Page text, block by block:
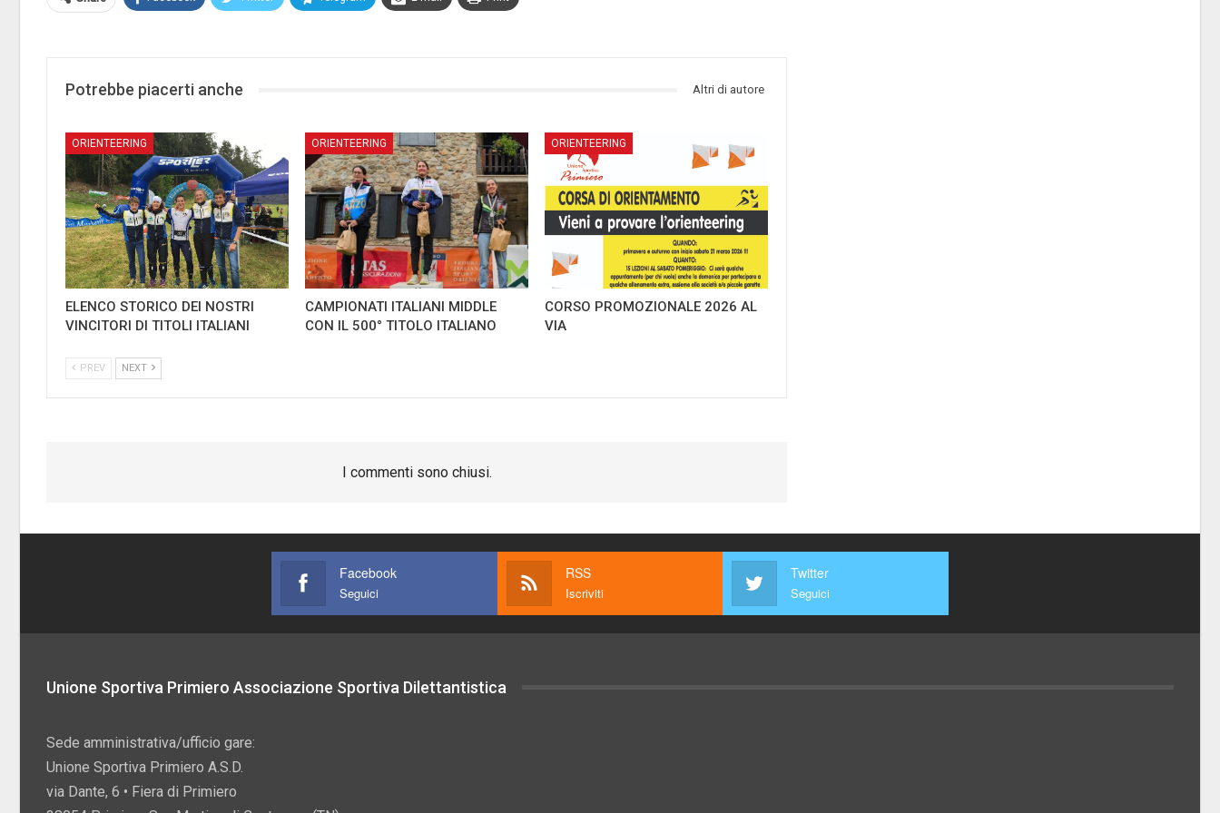
Potrebbe piacerti anche Altri di autore
ORIENTEERING
ELENCO STORICO DEI NOSTRI
VINCITORI DI TITOLI ITALIANI
ORIENTEERING
CAMPIONATI ITALIANI MIDDLE
CON IL 500° TITOLO ITALIANO
ORIENTEERING
CORSO PROMOZIONALE 2026 AL
VIA
PREV NEXT
I commenti sono chiusi.
Facebook
Seguici
RSS
Iscriviti
Twitter
Seguici
Unione Sportiva Primiero Associazione Sportiva Dilettantistica
Sede amministrativa/ufficio gare:
Unione Sportiva Primiero A.S.D.
via Dante, 6 • Fiera di Primiero